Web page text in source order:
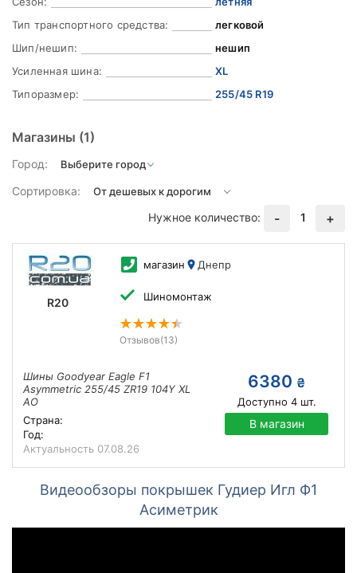
Тип транспортного средства:
легковой
Шип/нешип:
нешип
Усиленная шина:
XL
Типоразмер:
255/45 R19
Магазины (1)
Город:
Сортировка:
Нужное количество:
- 1 +
R20
магазин Днепр
Шиномонтаж
Отзывов(13)
Шины Goodyear Eagle F1
Asymmetric 255/45 ZR19 104Y XL
AO
Страна:
Год:
Актуальность 07.08.26
6380 ₴
Доступно 4шт.
В магазин
Видеообзоры покрышек Гудиер Игл Ф1
Асиметрик